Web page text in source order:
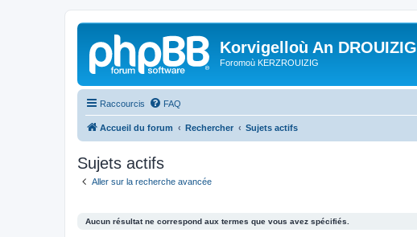
Korvigelloù An DROUIZIG
Foromoù KERZROUIZIG
Raccourcis FAQ
Accueil du forum Rechercher Sujets actifs
Sujets actifs
Aller sur la recherche avancée
Aucun résultat ne correspond aux termes que vous avez spécifiés.